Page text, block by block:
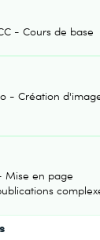
- Cours de base
- Création
Mise en page